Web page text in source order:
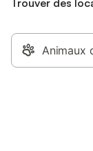
Trouver des
Animaux